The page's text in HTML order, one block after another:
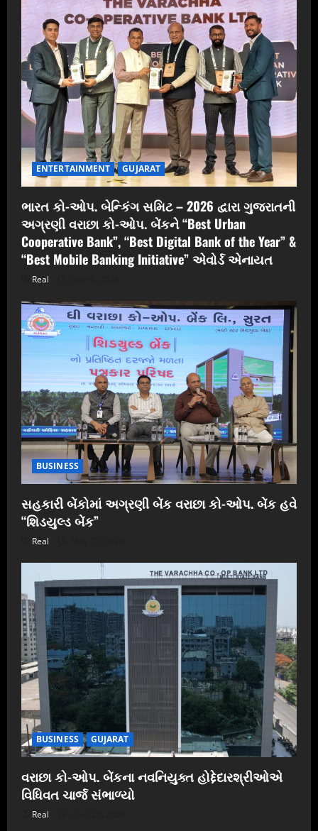
ENTERTAINMENT GUJARAT
ભારત કો-ઓપ. બેન્કિંગ સમિટ – 2026 દ્વારા ગુજરાતની
અગ્રણી વરાછા કો-ઓપ. બેંકને “Best Urban
Cooperative Bank”, “Best Digital Bank of the Year” &
“Best Mobile Banking Initiative” એવોર્ડ એનાયત
Real
BUSINESS
સહકારી બેંકોમાં અગ્રણી બેંક વરાછા કો-ઓપ. બેંક હવે
“શિડયુલ્ડ બેંક”
Real
BUSINESS GUJARAT
વરાછા કો-ઓપ. બેંકના નવનિયુક્ત હોદ્દેદારશ્રીઓએ
વિધિવત ચાર્જ સંભાળ્યો
Real